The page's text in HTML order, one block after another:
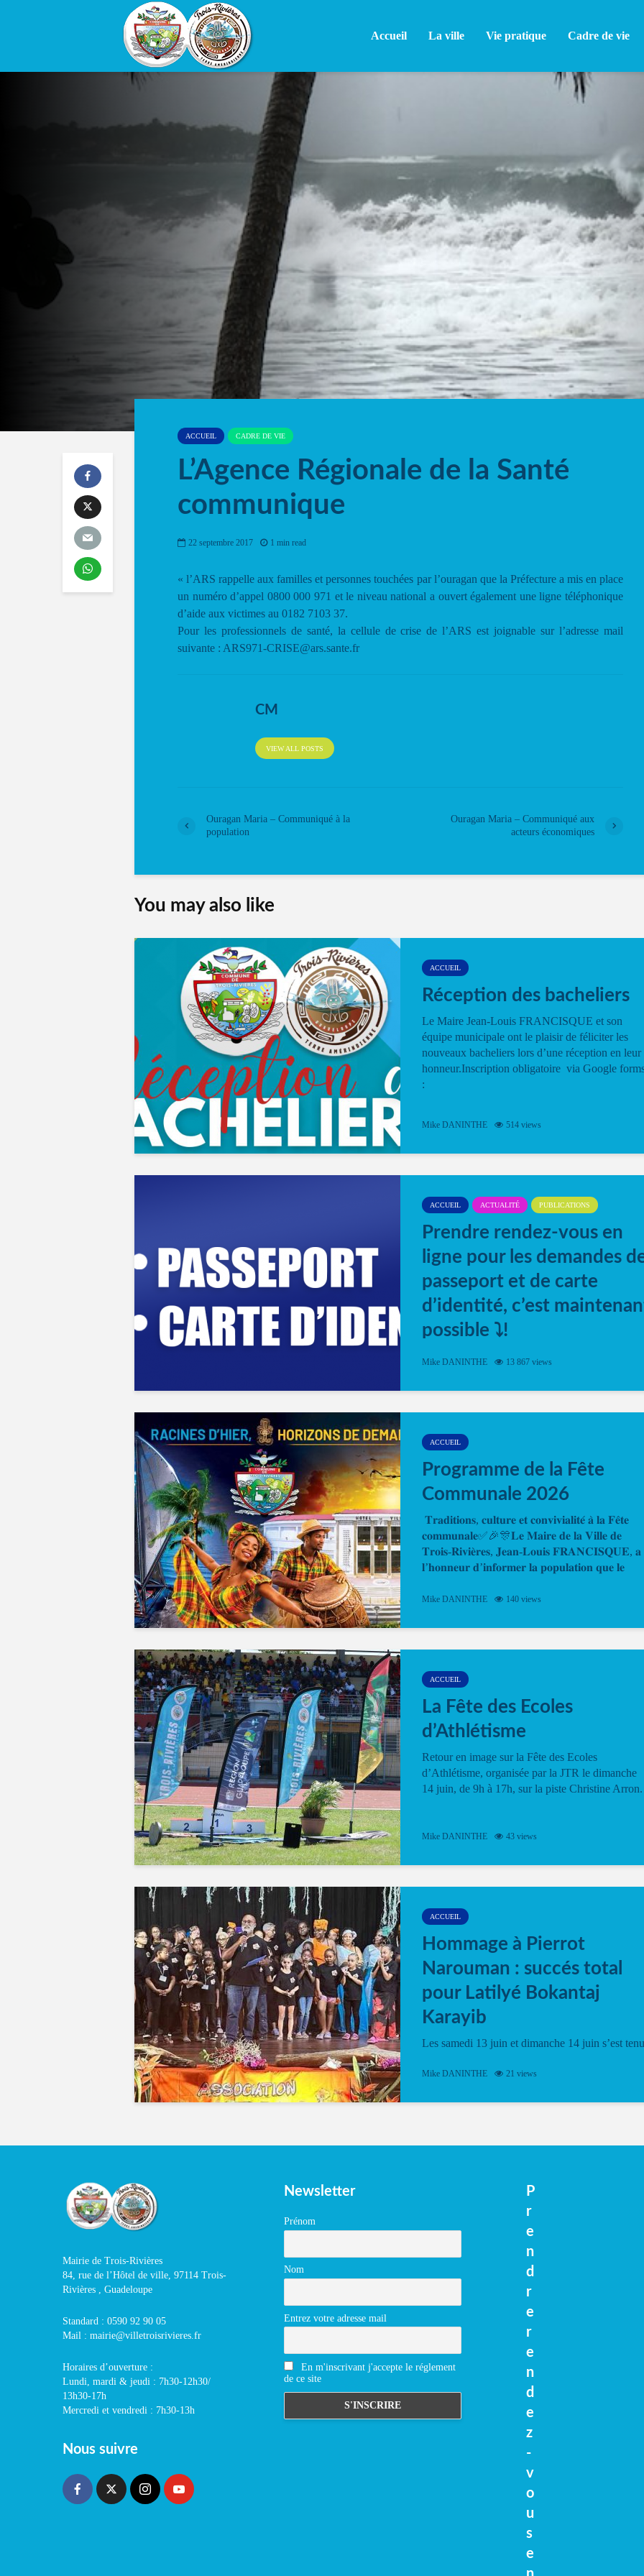
Accueil La ville Vie pratique Cadre de vie
ACCUEIL CADRE DE VIE
L’Agence Régionale de la Santé
communique
22 septembre 2017 1 min read
« l’ARS rappelle aux familles et personnes touchées par l’ouragan que la Préfecture a mis en place
un numéro d’appel 0800 000 971 et le niveau national a ouvert également une ligne téléphonique
d’aide aux victimes au 0182 7103 37.
Pour les professionnels de santé, la cellule de crise de l’ARS est joignable sur l’adresse mail
suivante : ARS971-CRISE@ars.sante.fr
CM
VIEW ALL POSTS
Ouragan Maria – Communiqué à la
population
Ouragan Maria – Communiqué aux
acteurs économiques
You may also like
ACCUEIL
Réception des bacheliers
Le Maire Jean-Louis FRANCISQUE et son
équipe municipale ont le plaisir de féliciter les
nouveaux bacheliers lors d’une réception en leur
honneur.Inscription obligatoire via Google
:
Mike DANINTHE 514 views
ACCUEIL ACTUALITÉ PUBLICATIONS
Prendre rendez-vous en
ligne pour les demandes
passeport et de carte
d’identité, c’est
possible ⤵️!
Désormais, il est possible de prendre rendez-
Mike DANINTHE 13 867 views
ACCUEIL
Programme de la Fête
Communale 2026
𝐓𝐫𝐚𝐝𝐢𝐭𝐢𝐨𝐧𝐬, 𝐜𝐮𝐥𝐭𝐮𝐫𝐞 𝐞𝐭 𝐜𝐨𝐧𝐯𝐢𝐯𝐢𝐚𝐥𝐢𝐭𝐞́ 𝐚̀ 𝐥𝐚 𝐅𝐞̂𝐭𝐞
𝐜𝐨𝐦𝐦𝐮𝐧𝐚𝐥𝐞✅🎉🎊𝐋𝐞 𝐌𝐚𝐢𝐫𝐞 𝐝𝐞 𝐥𝐚 𝐕𝐢𝐥𝐥𝐞 𝐝𝐞
𝐓𝐫𝐨𝐢𝐬-𝐑𝐢𝐯𝐢𝐞̀𝐫𝐞𝐬, 𝐉𝐞𝐚𝐧-𝐋𝐨𝐮𝐢𝐬 𝐅𝐑𝐀𝐍𝐂𝐈𝐒𝐐𝐔𝐄, 𝐚
𝐥’𝐡𝐨𝐧𝐧𝐞𝐮𝐫 𝐝’𝐢𝐧𝐟𝐨𝐫𝐦𝐞𝐫 𝐥𝐚 𝐩𝐨𝐩𝐮𝐥𝐚𝐭𝐢𝐨𝐧 𝐪𝐮𝐞 𝐥𝐞
Mike DANINTHE 140 views
ACCUEIL
La Fête des Ecoles
d’Athlétisme
Retour en image sur la Fête des Ecoles
d’Athlétisme, organisée par la JTR le dimanche
14 juin, de 9h à 17h, sur la piste Christine Arron.
Mike DANINTHE 43 views
ACCUEIL
Hommage à Pierrot
Narouman : succés total
pour Latilyé Bokantaj
Karayib
Les samedi 13 juin et dimanche 14 juin s’est tenu
vibrant à Pierrot Narouman, organisé par
spectacle de fin d’année, présenté à la salle...
Mike DANINTHE 21 views
Mairie de Trois-Rivières
84, rue de l’Hôtel de ville, 97114 Trois-
Rivières , Guadeloupe
Standard : 0590 92 90 05
Mail : mairie@villetroisrivieres.fr
Horaires d’ouverture :
Lundi, mardi & jeudi : 7h30-12h30/
13h30-17h
Mercredi et vendredi : 7h30-13h
Nous suivre
Newsletter
Prénom
Nom
Entrez votre adresse mail
En m'inscrivant j'accepte le réglement
de ce site
P
r
e
n
d
r
e
r
e
n
d
e
z
-
v
o
u
s
e